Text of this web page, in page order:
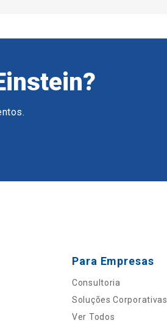
Para Empresas
Consultoria
Soluções Corporativas
Ver Todos